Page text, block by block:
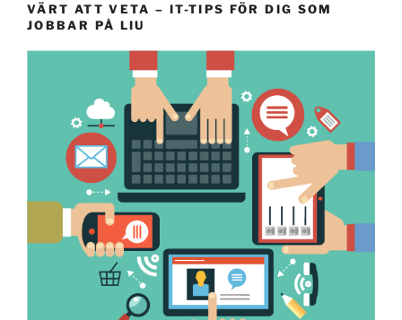
VÄRT ATT VETA – IT-TIPS FÖR DIG SOM
JOBBAR PÅ LIU